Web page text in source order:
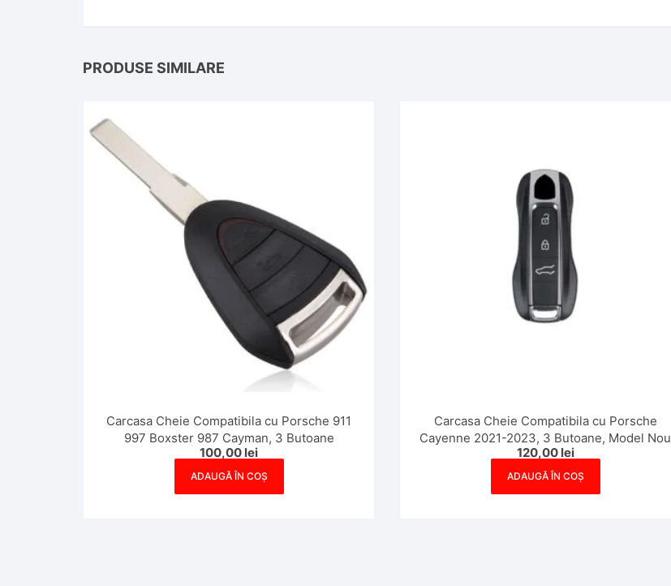
PRODUSE SIMILARE
Carcasa Cheie Compatibila cu Porsche 911
997 Boxster 987 Cayman, 3 Butoane
100,00 lei
ADAUGĂ ÎN COȘ
Carcasa Cheie Compatibila cu Porsche
Cayenne 2021-2023, 3 Butoane, Model Nou
120,00 lei
ADAUGĂ ÎN COȘ